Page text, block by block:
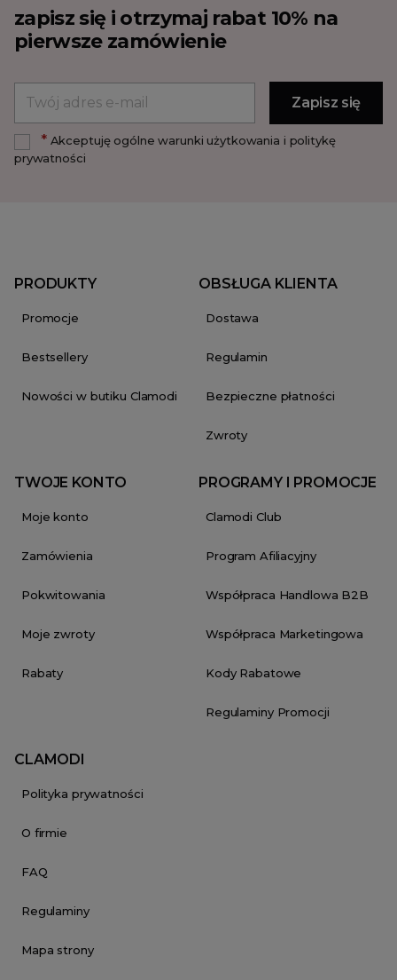
zapisz się i otrzymaj rabat 10% na
pierwsze zamówienie
*Akceptuję ogólne warunki użytkowania i politykę
prywatności
PRODUKTY
Promocje
Bestsellery
Nowości w butiku Clamodi
OBSŁUGA KLIENTA
Dostawa
Regulamin
Bezpieczne płatności
Zwroty
TWOJE KONTO
Moje konto
Zamówienia
Pokwitowania
Moje zwroty
Rabaty
PROGRAMY I PROMOCJE
Clamodi Club
Program Afiliacyjny
Współpraca Handlowa B2B
Współpraca Marketingowa
Kody Rabatowe
Regulaminy Promocji
CLAMODI
Polityka prywatności
O firmie
FAQ
Regulaminy
Mapa strony